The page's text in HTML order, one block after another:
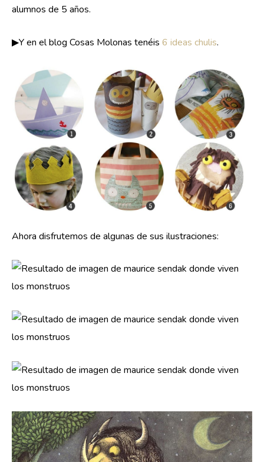
alumnos de 5 años.
▶Y en el blog Cosas Molonas tenéis 6 ideas chulis.
Ahora disfrutemos de algunas de sus ilustraciones: